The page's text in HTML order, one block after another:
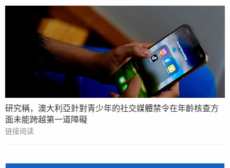
研究稱，澳大利亞針對青少年的社交媒體禁令在年齡核查方
面未能跨越第一道障礙
链接阅读